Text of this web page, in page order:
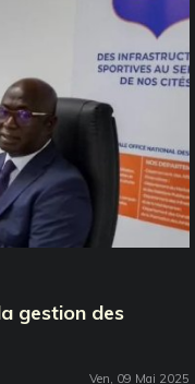
gestion des
Ven, 09 Mai 2025